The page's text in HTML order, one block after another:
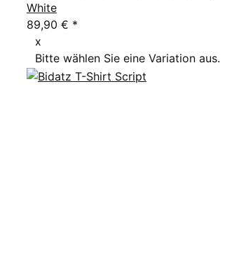
White
89,90 € *
x
Bitte wählen Sie eine Variation aus.